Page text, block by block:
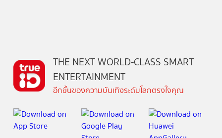
THE NEXT WORLD-CLASS SMART
ENTERTAINMENT
อีกขั้นของความบันเทิงระดับโลกตรงใจคุณ